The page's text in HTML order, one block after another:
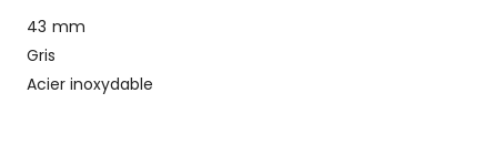
43 mm
Gris
Acier inoxydable